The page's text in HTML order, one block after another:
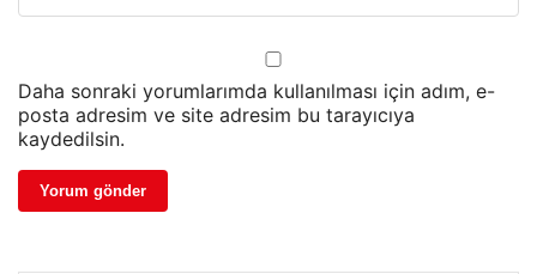
Daha sonraki yorumlarımda kullanılması için adım, e-
posta adresim ve site adresim bu tarayıcıya
kaydedilsin.